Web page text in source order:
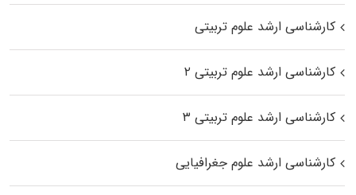
کارشناسی ارشد علوم تربیتی
کارشناسی ارشد علوم تربیتی ۲
کارشناسی ارشد علوم تربیتی ۳
کارشناسی ارشد علوم جغرافیایی